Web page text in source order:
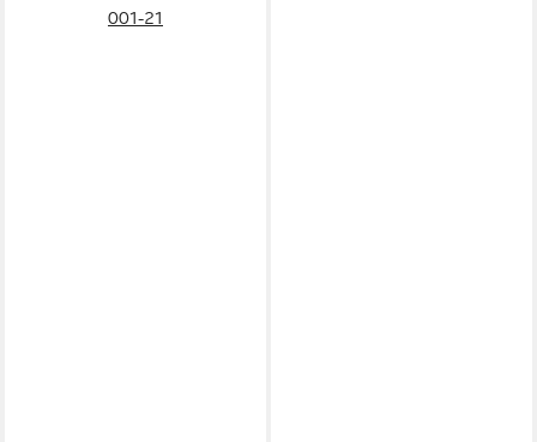
001-21